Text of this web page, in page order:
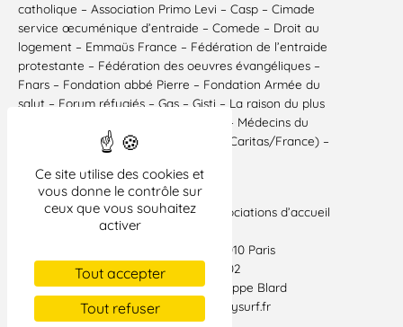
Ce site utilise des cookies et
vous donne le contrôle sur
ceux que vous souhaitez
activer
Tout accepter
Tout refuser
catholique – Association Primo Levi – Casp – Cimade
service œcuménique d’entraide – Comede – Droit au
logement – Emmaüs France – Fédération de l’entraide
protestante – Fédération des oeuvres évangéliques –
Fnars – Fondation abbé Pierre – Fondation Armée du
salut – Forum réfugiés – Gas – Gisti – La raison du plus
faible – Ligue des droits de l’Homme – Médecins du
monde – Mrap – Secours catholique (Caritas/France) –
Paris, le 31 octobre 2001
Fnars – Fédération nationale des associations d’accueil
et de réinsertion sociale
76, rue du Faubourg Saint Denis – 75010 Paris
Tél. : 01 48 01 82 00 / Fax 01 47 70 27 02
Contacts presse : Bernard Loye – Philippe Blard
Tél. : 01 48 01 82 06 / fnars.com@libertysurf.fr